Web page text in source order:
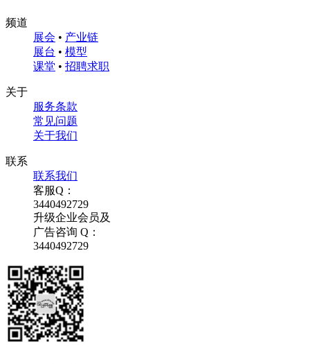
频道
展会 • 产业链
展台 • 模型
课堂 • 招聘求职
关于
服务条款
常见问题
关于我们
联系
联系我们
客服Q：
3440492729
升级企业会员及
广告咨询 Q：
3440492729